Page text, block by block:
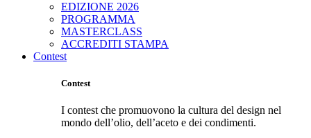
EDIZIONE 2026
PROGRAMMA
MASTERCLASS
ACCREDITI STAMPA
Contest
Contest
I contest che promuovono la cultura del design nel
mondo dell’olio, dell’aceto e dei condimenti.